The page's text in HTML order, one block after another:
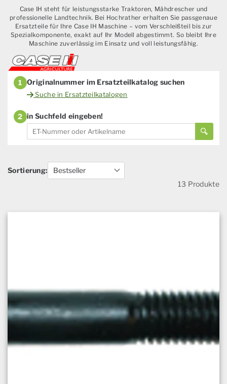
Case IH steht für leistungsstarke Traktoren, Mähdrescher und
professionelle Landtechnik. Bei Hochrather erhalten Sie passgenaue
Ersatzteile für Ihre Case IH Maschine – vom Verschleißteil bis zur
Spezialkomponente, exakt auf Ihr Modell abgestimmt. So bleibt Ihre
Maschine zuverlässig im Einsatz und voll leistungsfähig.
1 Originalnummer im Ersatzteilkatalog suchen
Suche in Ersatzteilkatalogen
2 in Suchfeld eingeben!
Sortierung:
13 Produkte